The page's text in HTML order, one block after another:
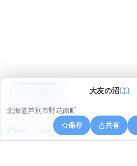
大友の沼
北海道芦別市野花南町
保存
共有
北海道芦別市幌内